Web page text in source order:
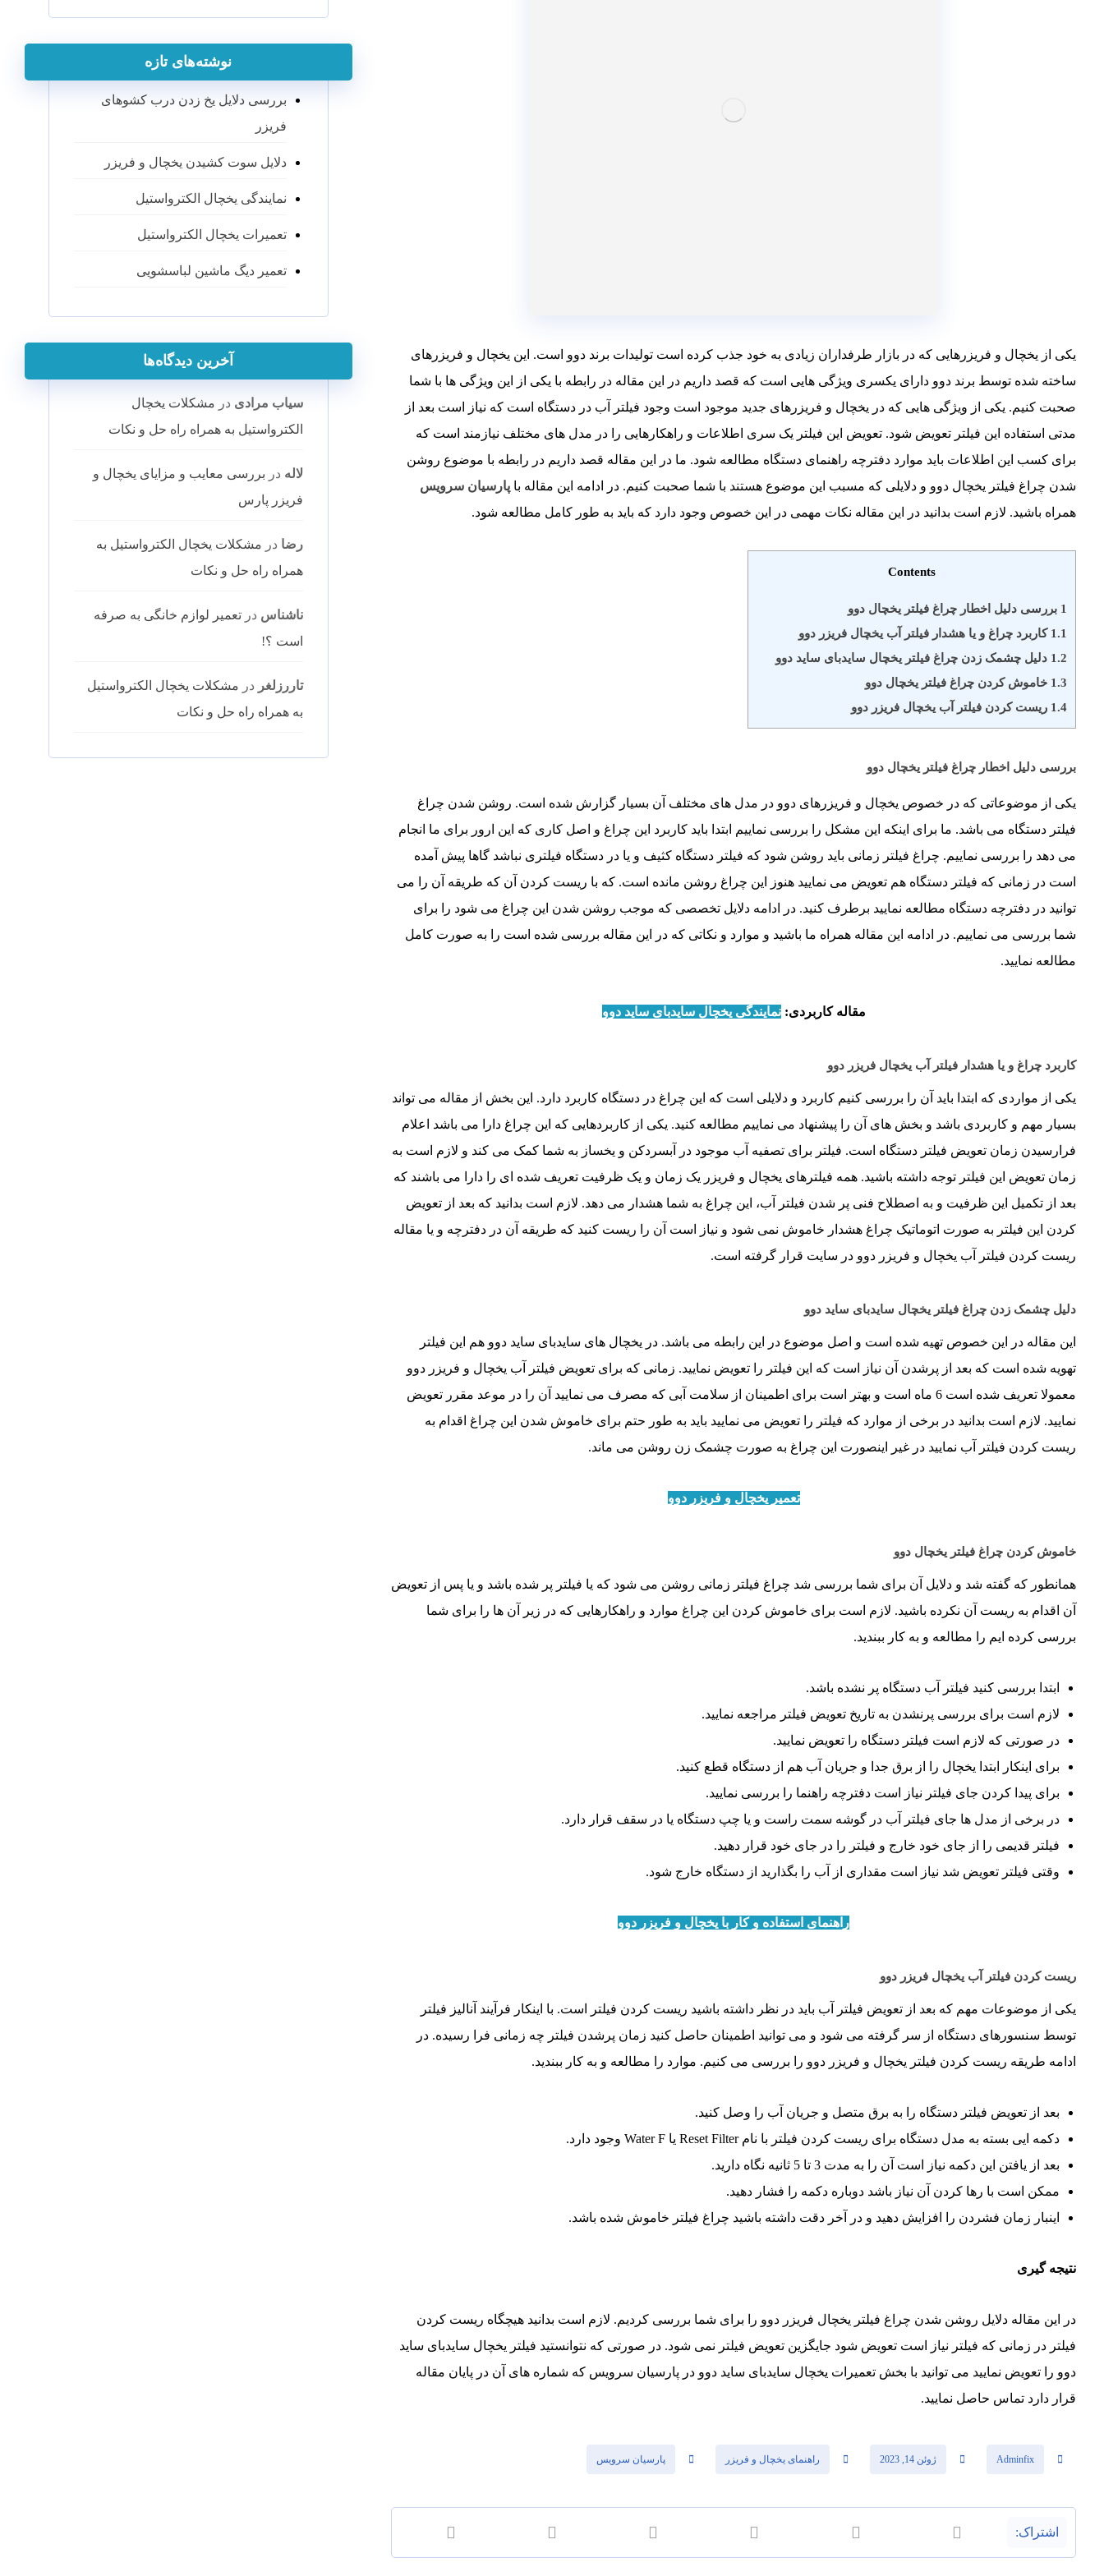
یکی از یخچال و فریزرهایی که در بازار طرفداران زیادی به خود جذب کرده است تولیدات برند دوو است. این یخچال و فریزرهای
ساخته شده توسط برند دوو دارای یکسری ویژگی هایی است که قصد داریم در این مقاله در رابطه با یکی از این ویژگی ها با شما
صحبت کنیم. یکی از ویژگی هایی که در یخچال و فریزرهای جدید موجود است وجود فیلتر آب در دستگاه است که نیاز است بعد از
مدتی استفاده این فیلتر تعویض شود. تعویض این فیلتر یک سری اطلاعات و راهکارهایی را در مدل های مختلف نیازمند است که
برای کسب این اطلاعات باید موارد دفترچه راهنمای دستگاه مطالعه شود. ما در این مقاله قصد داریم در رابطه با موضوع روشن
شدن چراغ فیلتر یخچال دوو و دلایلی که مسبب این موضوع هستند با شما صحبت کنیم. در ادامه این مقاله با پارسیان سرویس
همراه باشید. لازم است بدانید در این مقاله نکات مهمی در این خصوص وجود دارد که باید به طور کامل مطالعه شود.
Contents
1 بررسی دلیل اخطار چراغ فیلتر یخچال دوو
1.1 کاربرد چراغ و یا هشدار فیلتر آب یخچال فریزر دوو
1.2 دلیل چشمک زدن چراغ فیلتر یخچال سایدبای ساید دوو
1.3 خاموش کردن چراغ فیلتر یخچال دوو
1.4 ریست کردن فیلتر آب یخچال فریزر دوو
بررسی دلیل اخطار چراغ فیلتر یخچال دوو
یکی از موضوعاتی که در خصوص یخچال و فریزرهای دوو در مدل های مختلف آن بسیار گزارش شده است. روشن شدن چراغ
فیلتر دستگاه می باشد. ما برای اینکه این مشکل را بررسی نماییم ابتدا باید کاربرد این چراغ و اصل کاری که این ارور برای ما انجام
می دهد را بررسی نماییم. چراغ فیلتر زمانی باید روشن شود که فیلتر دستگاه کثیف و یا در دستگاه فیلتری نباشد گاها پیش آمده
است در زمانی که فیلتر دستگاه هم تعویض می نمایید هنوز این چراغ روشن مانده است. که با ریست کردن آن که طریقه آن را می
توانید در دفترچه دستگاه مطالعه نمایید برطرف کنید. در ادامه دلایل تخصصی که موجب روشن شدن این چراغ می شود را برای
شما بررسی می نماییم. در ادامه این مقاله همراه ما باشید و موارد و نکاتی که در این مقاله بررسی شده است را به صورت کامل
مطالعه نمایید.
مقاله کاربردی:نمایندگی یخچال سایدبای ساید دوو
کاربرد چراغ و یا هشدار فیلتر آب یخچال فریزر دوو
یکی از مواردی که ابتدا باید آن را بررسی کنیم کاربرد و دلایلی است که این چراغ در دستگاه کاربرد دارد. این بخش از مقاله می تواند
بسیار مهم و کاربردی باشد و بخش های آن را پیشنهاد می نماییم مطالعه کنید. یکی از کاربردهایی که این چراغ دارا می باشد اعلام
فرارسیدن زمان تعویض فیلتر دستگاه است. فیلتر برای تصفیه آب موجود در آبسردکن و یخساز به شما کمک می کند و لازم است به
زمان تعویض این فیلتر توجه داشته باشید. همه فیلترهای یخچال و فریزر یک زمان و یک ظرفیت تعریف شده ای را دارا می باشند که
بعد از تکمیل این ظرفیت و به اصطلاح فنی پر شدن فیلتر آب، این چراغ به شما هشدار می دهد. لازم است بدانید که بعد از تعویض
کردن این فیلتر به صورت اتوماتیک چراغ هشدار خاموش نمی شود و نیاز است آن را ریست کنید که طریقه آن در دفترچه و یا مقاله
ریست کردن فیلتر آب یخچال و فریزر دوو در سایت قرار گرفته است.
دلیل چشمک زدن چراغ فیلتر یخچال سایدبای ساید دوو
این مقاله در این خصوص تهیه شده است و اصل موضوع در این رابطه می باشد. در یخچال های سایدبای ساید دوو هم این فیلتر
تهویه شده است که بعد از پرشدن آن نیاز است که این فیلتر را تعویض نمایید. زمانی که برای تعویض فیلتر آب یخچال و فریزر دوو
معمولا تعریف شده است 6 ماه است و بهتر است برای اطمینان از سلامت آبی که مصرف می نمایید آن را در موعد مقرر تعویض
نمایید. لازم است بدانید در برخی از موارد که فیلتر را تعویض می نمایید باید به طور حتم برای خاموش شدن این چراغ اقدام به
ریست کردن فیلتر آب نمایید در غیر اینصورت این چراغ به صورت چشمک زن روشن می ماند.
تعمیر یخچال و فریزر دوو
خاموش کردن چراغ فیلتر یخچال دوو
همانطور که گفته شد و دلایل آن برای شما بررسی شد چراغ فیلتر زمانی روشن می شود که یا فیلتر پر شده باشد و یا پس از تعویض
آن اقدام به ریست آن نکرده باشید. لازم است برای خاموش کردن این چراغ موارد و راهکارهایی که در زیر آن ها را برای شما
بررسی کرده ایم را مطالعه و به کار ببندید.
ابتدا بررسی کنید فیلتر آب دستگاه پر نشده باشد.
لازم است برای بررسی پرنشدن به تاریخ تعویض فیلتر مراجعه نمایید.
در صورتی که لازم است فیلتر دستگاه را تعویض نمایید.
برای اینکار ابتدا یخچال را از برق جدا و جریان آب هم از دستگاه قطع کنید.
برای پیدا کردن جای فیلتر نیاز است دفترچه راهنما را بررسی نمایید.
در برخی از مدل ها جای فیلتر آب در گوشه سمت راست و یا چپ دستگاه یا در سقف قرار دارد.
فیلتر قدیمی را از جای خود خارج و فیلتر را در جای خود قرار دهید.
وقتی فیلتر تعویض شد نیاز است مقداری از آب را بگذارید از دستگاه خارج شود.
راهنمای استفاده و کار با یخچال و فریزر دوو
ریست کردن فیلتر آب یخچال فریزر دوو
یکی از موضوعات مهم که بعد از تعویض فیلتر آب باید در نظر داشته باشید ریست کردن فیلتر است. با اینکار فرآیند آنالیز فیلتر
توسط سنسورهای دستگاه از سر گرفته می شود و می توانید اطمینان حاصل کنید زمان پرشدن فیلتر چه زمانی فرا رسیده. در
ادامه طریقه ریست کردن فیلتر یخچال و فریزر دوو را بررسی می کنیم. موارد را مطالعه و به کار ببندید.
بعد از تعویض فیلتر دستگاه را به برق متصل و جریان آب را وصل کنید.
دکمه ایی بسته به مدل دستگاه برای ریست کردن فیلتر با نام Reset Filter یا Water F وجود دارد.
بعد از یافتن این دکمه نیاز است آن را به مدت 3 تا 5 ثانیه نگاه دارید.
ممکن است با رها کردن آن نیاز باشد دوباره دکمه را فشار دهید.
اینبار زمان فشردن را افزایش دهید و در آخر دقت داشته باشید چراغ فیلتر خاموش شده باشد.
نتیجه گیری
در این مقاله دلایل روشن شدن چراغ فیلتر یخچال فریزر دوو را برای شما بررسی کردیم. لازم است بدانید هیچگاه ریست کردن
فیلتر در زمانی که فیلتر نیاز است تعویض شود جایگزین تعویض فیلتر نمی شود. در صورتی که نتوانستید فیلتر یخچال سایدبای ساید
دوو را تعویض نمایید می توانید با بخش تعمیرات یخچال سایدبای ساید دوو در پارسیان سرویس که شماره های آن در پایان مقاله
قرار دارد تماس حاصل نمایید.
Adminfix ژوئن 14, 2023 راهنمای یخچال و فریزر پارسیان سرویس
نوشته‌های تازه
بررسی دلایل یخ زدن درب کشوهای
فریزر
دلایل سوت کشیدن یخچال و فریزر
نمایندگی یخچال الکترواستیل
تعمیرات یخچال الکترواستیل
تعمیر دیگ ماشین لباسشویی
آخرین دیدگاه‌ها
سیاب مرادی در مشکلات یخچال
الکترواستیل به همراه راه حل و نکات
لاله در بررسی معایب و مزایای یخچال و
فریزر پارس
رضا در مشکلات یخچال الکترواستیل به
همراه راه حل و نکات
ناشناس در تعمیر لوازم خانگی به صرفه
است ؟!
تاررزلغر در مشکلات یخچال الکترواستیل
به همراه راه حل و نکات